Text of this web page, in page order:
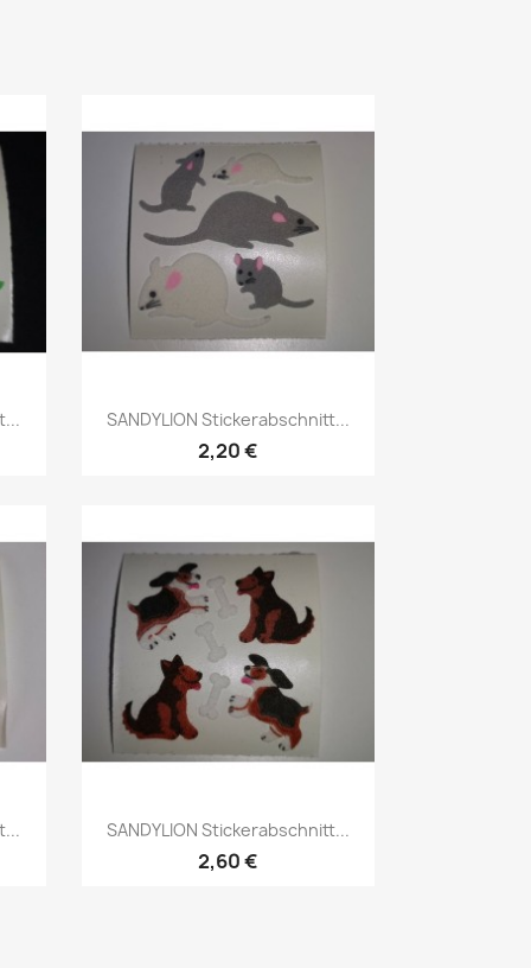
SANDYLION Stickerabschnitt...
2,20 €
SANDYLION Stickerabschnitt...
2,60 €